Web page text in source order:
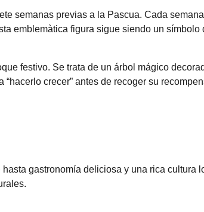
semanas previas a la Pascua. Cada semana
emblemàtica figura sigue siendo un símbolo
festivo. Se trata de un árbol mágico
crecer” antes de recoger su
gastronomía deliciosa y una rica cultura